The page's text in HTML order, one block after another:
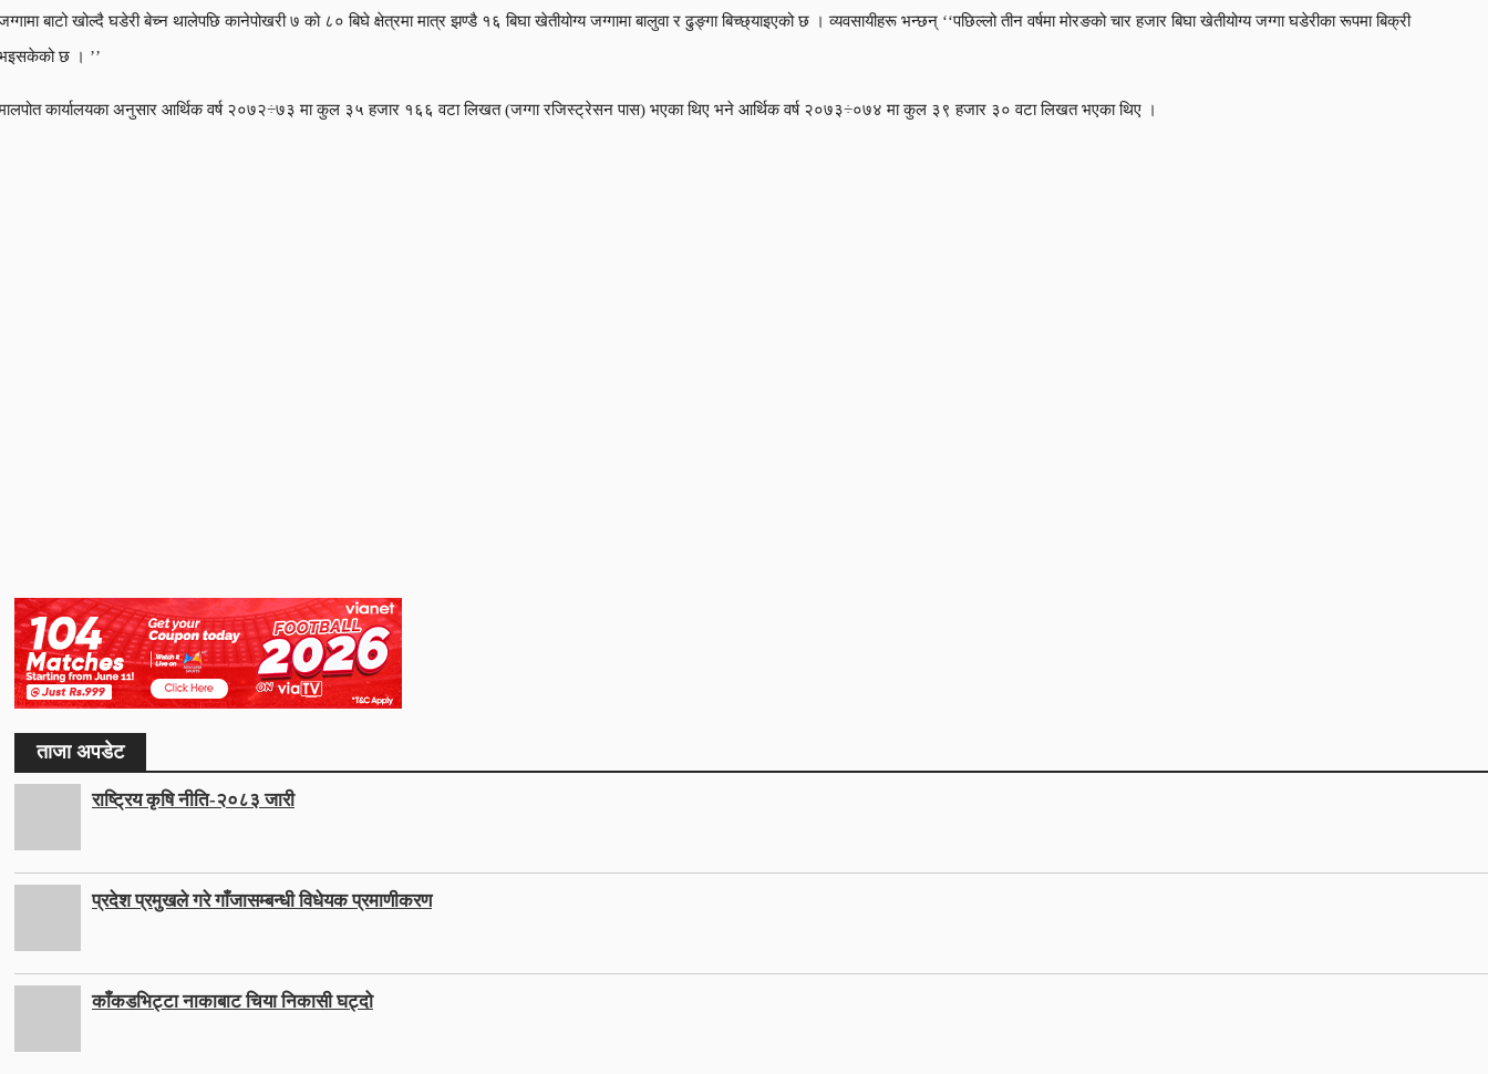
बाटो खोल्दै घडेरी बेच्न थालेपछि कानेपोखरी ७ को ८० बिघे क्षेत्रमा मात्र झण्डै १६ बिघा खेतीयोग्य जग्गामा बालुवा र ढुङ्गा बिच्छ्याइएको छ । व्यवसायीहरू भन्छन् ‘‘पछिल्लो तीन वर्षमा मोरङको चार हजार बिघा खेतीयोग्य जग्गा घडेरीका रूपमा बिक्री
छ । ’’
कार्यालयका अनुसार आर्थिक वर्ष २०७२÷७३ मा कुल ३५ हजार १६६ वटा लिखत (जग्गा रजिस्ट्रेसन पास) भएका थिए भने आर्थिक वर्ष २०७३÷०७४ मा कुल ३९ हजार ३० वटा लिखत भएका थिए ।
ताजा अपडेट
राष्ट्रिय कृषि नीति-२०८३ जारी
प्रदेश प्रमुखले गरे गाँजासम्बन्धी विधेयक प्रमाणीकरण
काँकडभिट्टा नाकाबाट चिया निकासी घट्दो